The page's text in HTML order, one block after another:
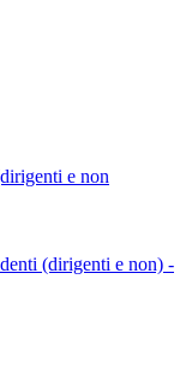
e non
(dirigenti e non) -